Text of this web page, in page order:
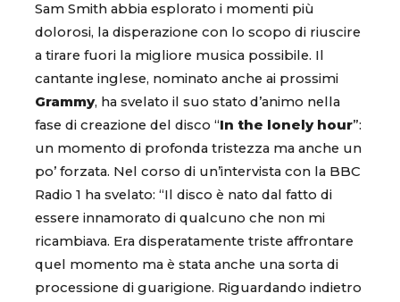
Sam Smith abbia esplorato i momenti più
dolorosi, la disperazione con lo scopo di riuscire
a tirare fuori la migliore musica possibile. Il
cantante inglese, nominato anche ai prossimi
Grammy, ha svelato il suo stato d’animo nella
fase di creazione del disco “In the lonely hour”:
un momento di profonda tristezza ma anche un
po’ forzata. Nel corso di un’intervista con la BBC
Radio 1 ha svelato: “Il disco è nato dal fatto di
essere innamorato di qualcuno che non mi
ricambiava. Era disperatamente triste affrontare
quel momento ma è stata anche una sorta di
processione di guarigione. Riguardando indietro